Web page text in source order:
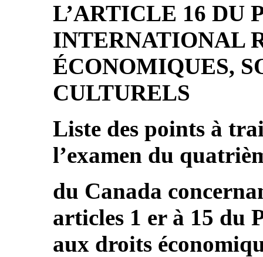
L’ARTICLE 16 DU
INTERNATIONAL
ÉCONOMIQUES,
CULTURELS
Liste des points à
l’examen du
du Canada
articles 1 er à 15 du
aux droits